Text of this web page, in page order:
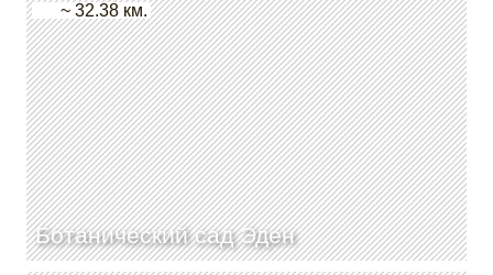
Ботанический сад Эден
~ 32.38 км.